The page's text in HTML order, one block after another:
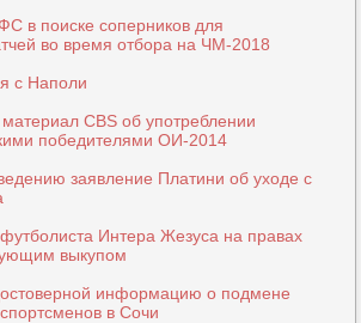
в поиске соперников для
во время отбора на ЧМ-2018
с Наполи
материал СBS об употреблении
победителями ОИ-2014
заявление Платини об уходе с
Интера Жезуса на правах
выкупом
информацию о подмене
в Сочи